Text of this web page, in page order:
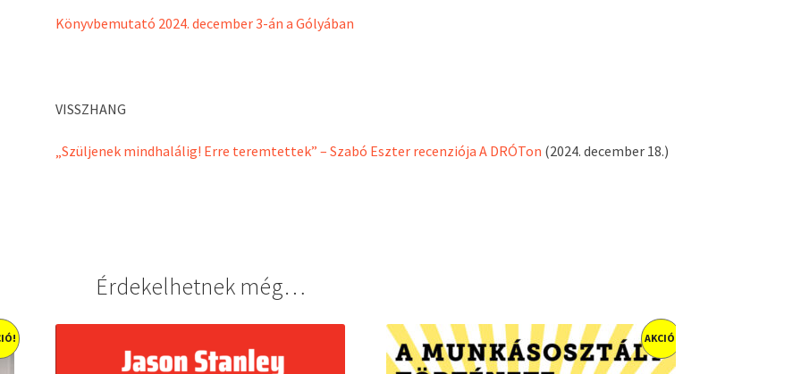
Könyvbemutató 2024. december 3-án a Gólyában
VISSZHANG
„Szüljenek mindhalálig! Erre teremtettek” – Szabó Eszter recenziója A DRÓTon (2024. december 18.)
Érdekelhetnek még…
AKCIÓ!